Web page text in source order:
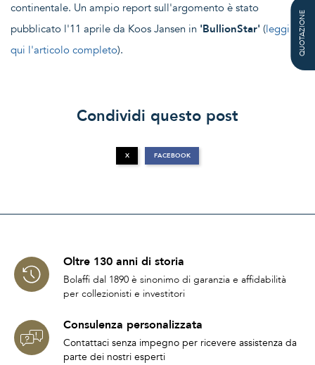
continentale. Un ampio report sull'argomento è stato
pubblicato l'11 aprile da Koos Jansen in 'BullionStar' (leggi
qui l'articolo completo).
Condividi questo post
X FACEBOOK
Oltre 130 anni di storia
Bolaffi dal 1890 è sinonimo di garanzia e affidabilità
per collezionisti e investitori
Consulenza personalizzata
Contattaci senza impegno per ricevere assistenza da
parte dei nostri esperti
QUOTAZIONE